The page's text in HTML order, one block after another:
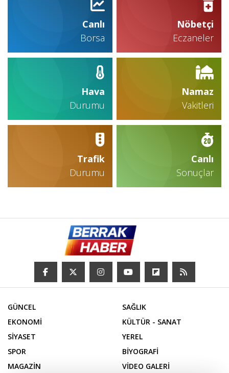
Canlı
Borsa
Nöbetçi
Eczaneler
Hava
Durumu
Namaz
Vakitleri
Trafik
Durumu
Canlı
Sonuçlar
GÜNCEL
EKONOMİ
SİYASET
SPOR
MAGAZİN
SAĞLIK
KÜLTÜR - SANAT
YEREL
BİYOGRAFİ
VİDEO GALERİ